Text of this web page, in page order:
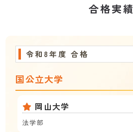
合格実績
令和8年度 合格
国公立大学
岡山大学
法学部